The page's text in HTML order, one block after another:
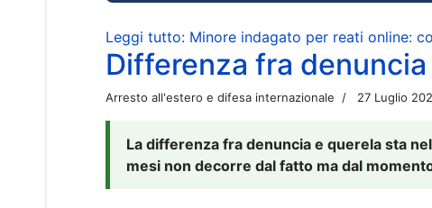
Leggi tutto: Minore indagato per reati online:
Differenza fra
Arresto all'estero e difesa internazionale 27 Luglio
La differenza fra denuncia e querela sta
mesi non decorre dal fatto ma dal